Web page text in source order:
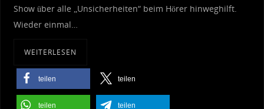
Show über alle „Unsicherheiten“ beim Hörer hinweghilft.
Wieder einmal…
WEITERLESEN
teilen teilen
teilen teilen